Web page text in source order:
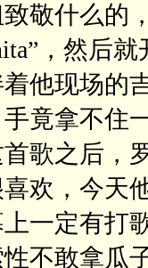
敬什么的
，然后
他现场的
竟拿不住
歌之后，
欢，今天
一定有打
不敢拿瓜